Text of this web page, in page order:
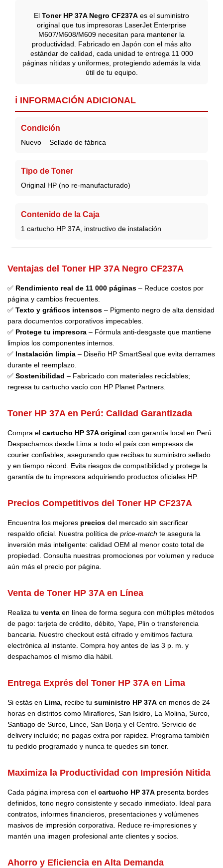
El Toner HP 37A Negro CF237A es el suministro
original que tus impresoras LaserJet Enterprise
M607/M608/M609 necesitan para mantener la
productividad. Fabricado en Japón con el más alto
estándar de calidad, cada unidad te entrega 11 000
páginas nítidas y uniformes, protegiendo además la vida
útil de tu equipo.
ℹ️ INFORMACIÓN ADICIONAL
Condición
Nuevo – Sellado de fábrica
Tipo de Toner
Original HP (no re-manufacturado)
Contenido de la Caja
1 cartucho HP 37A, instructivo de instalación
Ventajas del Toner HP 37A Negro CF237A
✅ Rendimiento real de 11 000 páginas – Reduce costos por
página y cambios frecuentes.
✅ Texto y gráficos intensos – Pigmento negro de alta densidad
para documentos corporativos impecables.
✅ Protege tu impresora – Fórmula anti-desgaste que mantiene
limpios los componentes internos.
✅ Instalación limpia – Diseño HP SmartSeal que evita derrames
durante el reemplazo.
✅ Sostenibilidad – Fabricado con materiales reciclables;
regresa tu cartucho vacío con HP Planet Partners.
Toner HP 37A en Perú: Calidad Garantizada
Compra el cartucho HP 37A original con garantía local en Perú.
Despachamos desde Lima a todo el país con empresas de
courier confiables, asegurando que recibas tu suministro sellado
y en tiempo récord. Evita riesgos de compatibilidad y protege la
garantía de tu impresora adquiriendo productos oficiales HP.
Precios Competitivos del Toner HP CF237A
Encuentra los mejores precios del mercado sin sacrificar
respaldo oficial. Nuestra política de price-match te asegura la
inversión más inteligente: calidad OEM al menor costo total de
propiedad. Consulta nuestras promociones por volumen y reduce
aún más el precio por página.
Venta de Toner HP 37A en Línea
Realiza tu venta en línea de forma segura con múltiples métodos
de pago: tarjeta de crédito, débito, Yape, Plin o transferencia
bancaria. Nuestro checkout está cifrado y emitimos factura
electrónica al instante. Compra hoy antes de las 3 p. m. y
despachamos el mismo día hábil.
Entrega Exprés del Toner HP 37A en Lima
Si estás en Lima , recibe tu suministro HP 37A en menos de 24
horas en distritos como Miraflores, San Isidro, La Molina, Surco,
Santiago de Surco, Lince, San Borja y el Centro. Servicio de
delivery incluido; no pagas extra por rapidez. Programa también
tu pedido programado y nunca te quedes sin toner.
Maximiza la Productividad con Impresión Nitida
Cada página impresa con el cartucho HP 37A presenta bordes
definidos, tono negro consistente y secado inmediato. Ideal para
contratos, informes financieros, presentaciones y volúmenes
masivos de impresión corporativa. Reduce re-impresiones y
mantén una imagen profesional ante clientes y socios.
Ahorro y Eficiencia en Alta Demanda